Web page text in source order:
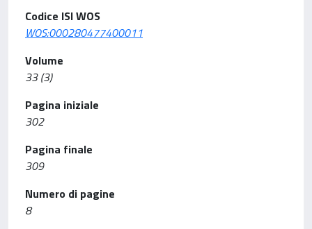
Codice ISI WOS
WOS:000280477400011
Volume
33 (3)
Pagina iniziale
302
Pagina finale
309
Numero di pagine
8